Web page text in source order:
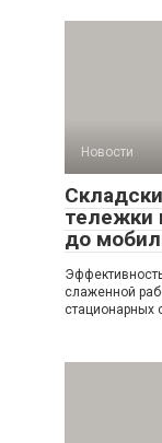
Новости
тележки
до
слаженной
стационарных